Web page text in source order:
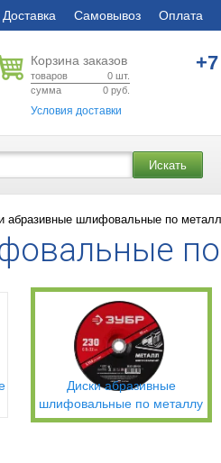
Доставка Самовывоз Оплата
Корзина заказов
товаров 0 шт.
сумма
0 руб.
Условия доставки
Искать
абразивные шлифовальные по
Диски абразивные
шлифовальные по металлу